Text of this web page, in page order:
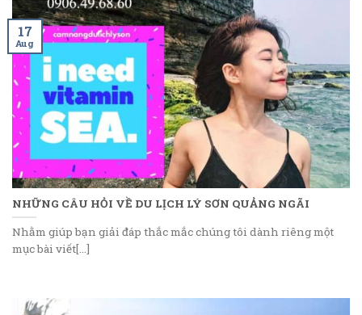
NHỮNG CÂU HỎI VỀ DU LỊCH LÝ SƠN QUẢNG NGÃI
Nhằm giúp bạn giải đáp thắc mắc chúng tôi dành riêng một
mục bài viết[...]
17
Aug